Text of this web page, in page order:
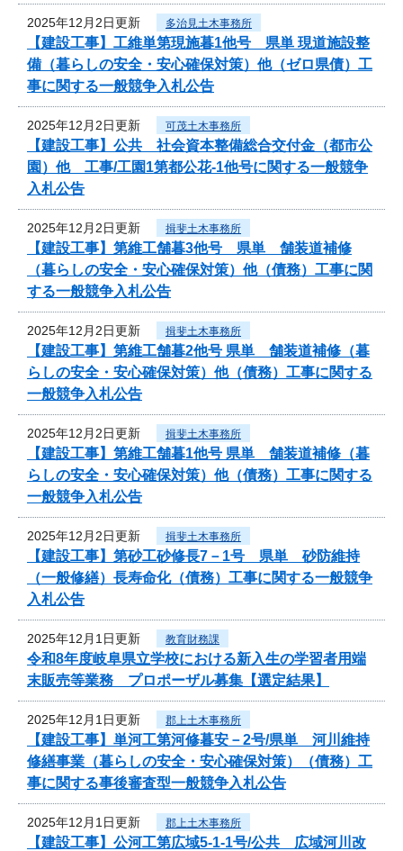
2025年12月2日更新 多治見土木事務所
【建設工事】工維単第現施暮1他号 県単 現道施設整
備（暮らしの安全・安心確保対策）他（ゼロ県債）工
事に関する一般競争入札公告
2025年12月2日更新 可茂土木事務所
【建設工事】公共 社会資本整備総合交付金（都市公
園）他 工事/工園1第都公花-1他号に関する一般競争
入札公告
2025年12月2日更新 揖斐土木事務所
【建設工事】第維工舗暮3他号 県単 舗装道補修
（暮らしの安全・安心確保対策）他（債務）工事に関
する一般競争入札公告
2025年12月2日更新 揖斐土木事務所
【建設工事】第維工舗暮2他号 県単 舗装道補修（暮
らしの安全・安心確保対策）他（債務）工事に関する
一般競争入札公告
2025年12月2日更新 揖斐土木事務所
【建設工事】第維工舗暮1他号 県単 舗装道補修（暮
らしの安全・安心確保対策）他（債務）工事に関する
一般競争入札公告
2025年12月2日更新 揖斐土木事務所
【建設工事】第砂工砂修長7－1号 県単 砂防維持
（一般修繕）長寿命化（債務）工事に関する一般競争
入札公告
2025年12月1日更新 教育財務課
令和8年度岐阜県立学校における新入生の学習者用端
末販売等業務 プロポーザル募集【選定結果】
2025年12月1日更新 郡上土木事務所
【建設工事】単河工第河修暮安－2号/県単 河川維持
修繕事業（暮らしの安全・安心確保対策）（債務）工
事に関する事後審査型一般競争入札公告
2025年12月1日更新 郡上土木事務所
【建設工事】公河工第広域5-1-1号/公共 広域河川改